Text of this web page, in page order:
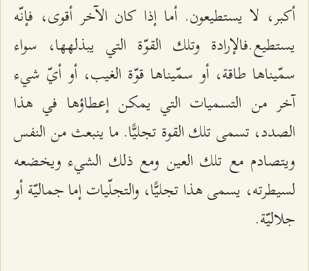
أكبر، لا يستطيعون. أما إذا كان الآخر أقوى، فإنّه
يستطيع.فالإرادة وتلك القوّة التي يبذلهها، سواء
سمّيناها طاقة، أو سمّيناها قوّة الغيب، أو أيّ شيء
آخر من التسميات التي يمكن إعطاؤها في هذا
الصدد، تسمى تلك القوة تجليًّا. ما ينبعث من النفس
ويتصادم مع تلك العين ومع ذلك الشيء ويخضعه
لسيطرته، يسمى هذا تجليًّا، والتجلّيات إما جماليّة أو
جلاليّة.